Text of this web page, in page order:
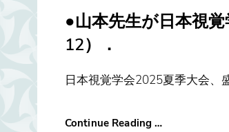
●山本先生が日本視
12）．
日本視覚学会2025夏季大会、
Continue Reading …